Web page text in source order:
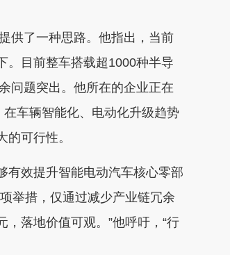
了一种思路。他指出，当前
。目前整车搭载超1000种半导
问题突出。他所在的企业正在
车辆智能化、电动化升级趋势
可行性。
效提升智能电动汽车核心零部
举措，仅通过减少产业链冗余
落地价值可观。”他呼吁，“行